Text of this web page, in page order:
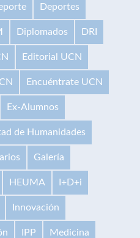
Deportes
Diplomados DRI
Editorial UCN
Encuéntrate UCN
Ex-Alumnos
de Humanidades
Galería
HEUMA I+D+i
Innovación
IPP Medicina